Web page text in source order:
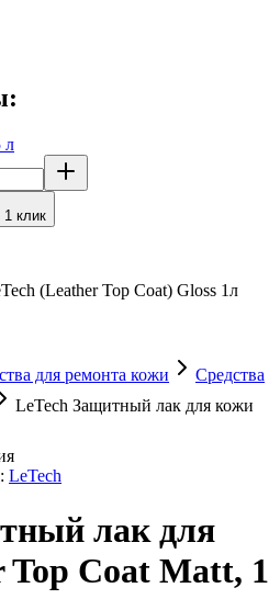
л
1 клик
(Leather Top Coat) Gloss 1л
для ремонта кожи
Средства
LeTech Защитный лак для кожи
LeTech
лак для
Coat Matt, 1